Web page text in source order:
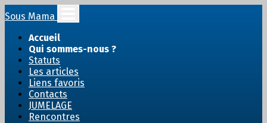
Sous Mama
Accueil
Qui sommes-nous ?
Statuts
Les articles
Liens favoris
Contacts
JUMELAGE
Rencontres